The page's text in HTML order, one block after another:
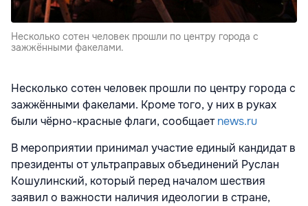
Несколько сотен человек прошли по центру города с
зажжёнными факелами.
Несколько сотен человек прошли по центру города с
зажжёнными факелами. Кроме того, у них в руках
были чёрно-красные флаги, сообщаетnews.ru
В мероприятии принимал участие единый кандидат в
президенты от ультраправых объединений Руслан
Кошулинский, который перед началом шествия
заявил о важности наличия идеологии в стране,